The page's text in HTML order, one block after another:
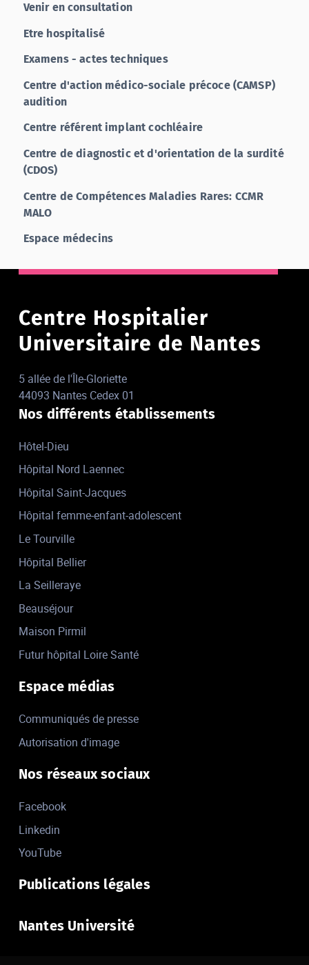
Venir en consultation
Etre hospitalisé
Examens - actes techniques
Centre d'action médico-sociale précoce (CAMSP)
audition
Centre référent implant cochléaire
Centre de diagnostic et d'orientation de la surdité
(CDOS)
Centre de Compétences Maladies Rares: CCMR
MALO
Espace médecins
Centre Hospitalier
Universitaire de Nantes
5 allée de l'Île-Gloriette
44093 Nantes Cedex 01
Nos différents établissements
Hôtel-Dieu
Hôpital Nord Laennec
Hôpital Saint-Jacques
Hôpital femme-enfant-adolescent
Le Tourville
Hôpital Bellier
La Seilleraye
Beauséjour
Maison Pirmil
Futur hôpital Loire Santé
Espace médias
Communiqués de presse
Autorisation d'image
Nos réseaux sociaux
Facebook
Linkedin
YouTube
Publications légales
Nantes Université